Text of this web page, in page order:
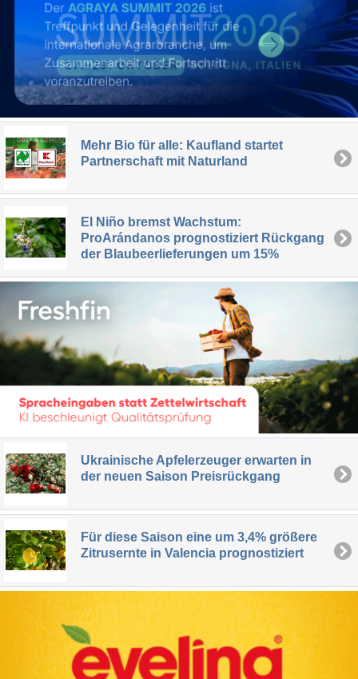
Mehr Bio für alle: Kaufland startet
Partnerschaft mit Naturland
El Niño bremst Wachstum:
ProArándanos prognostiziert Rückgang
der Blaubeerlieferungen um 15%
Ukrainische Apfelerzeuger erwarten in
der neuen Saison Preisrückgang
Für diese Saison eine um 3,4% größere
Zitrusernte in Valencia prognostiziert